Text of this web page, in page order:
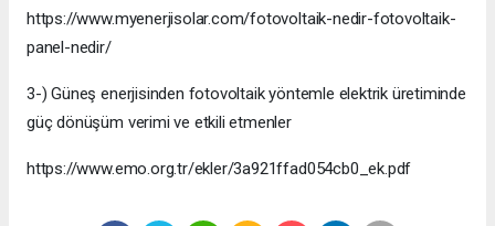
https://www.myenerjisolar.com/fotovoltaik-nedir-fotovoltaik-
panel-nedir/
3-) Güneş enerjisinden fotovoltaik yöntemle elektrik üretiminde
güç dönüşüm verimi ve etkili etmenler
https://www.emo.org.tr/ekler/3a921ffad054cb0_ek.pdf